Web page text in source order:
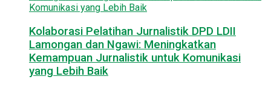
Kolaborasi Pelatihan Jurnalistik DPD LDII
Lamongan dan Ngawi: Meningkatkan
Kemampuan Jurnalistik untuk Komunikasi
yang Lebih Baik